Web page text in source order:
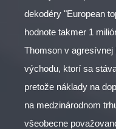
dekodéry "European
hodnote takmer 1
Thomson v
východu, ktorí sa
pretože náklady na
na medzinárodnom
všeobecne